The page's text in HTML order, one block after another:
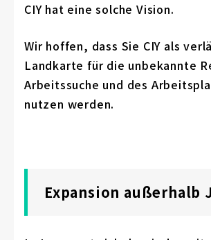
CIY hat eine solche Vision.
Wir hoffen, dass Sie CIY als
Landkarte für die unbekannte
Arbeitssuche und des
nutzen werden.
Expansion außerhalb